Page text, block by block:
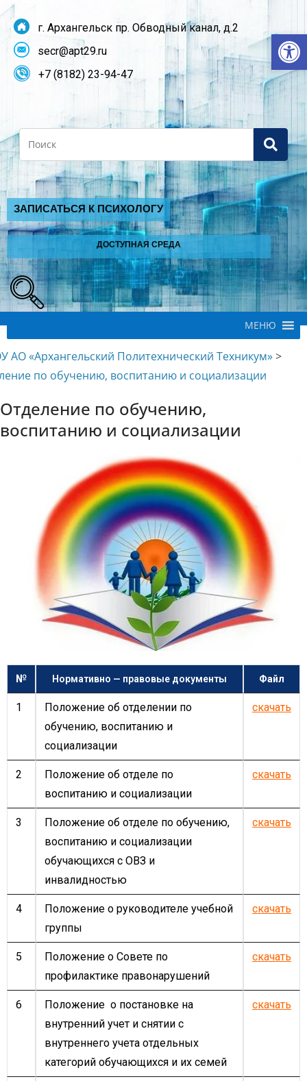
г. Архангельск пр. Обводный канал, д.2
secr@apt29.ru
+7 (8182) 23-94-47
Search
ЗАПИСАТЬСЯ К ПСИХОЛОГУ
ДОСТУПНАЯ СРЕДА
МЕНЮ
АО «Архангельский Политехнический Техникум»>
по обучению, воспитанию и социализации
Отделение по обучению,
воспитанию и социализации
№ Нормативно — правовые документы Файл
1
Положение об отделении по
обучению, воспитанию и
социализации
скачать
2
Положение об отделе по
воспитанию и социализации
скачать
3
Положение об отделе по обучению,
воспитанию и социализации
обучающихся с ОВЗ и
инвалидностью
скачать
4
Положение о руководителе учебной
группы
скачать
5
Положение о Совете по
профилактике правонарушений
скачать
6
Положение о постановке на
внутренний учет и снятии с
внутреннего учета отдельных
категорий обучающихся и их семей
скачать